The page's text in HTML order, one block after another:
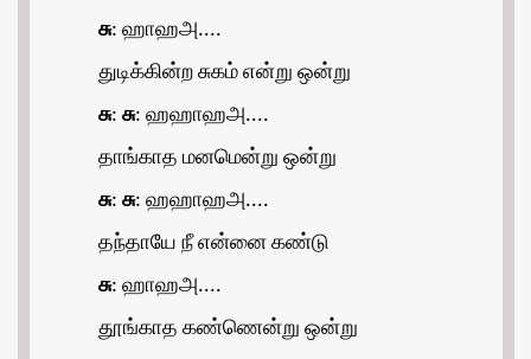
சு: ஹாஹஅ....
துடிக்கின்ற சுகம் என்று ஒன்று
சு: சு: ஹஹாஹஅ....
தாங்காத மனமென்று ஒன்று
சு: சு: ஹஹாஹஅ....
தந்தாயே நீ என்னை கண்டு
சு: ஹாஹஅ....
தூங்காத கண்ணென்று ஒன்று